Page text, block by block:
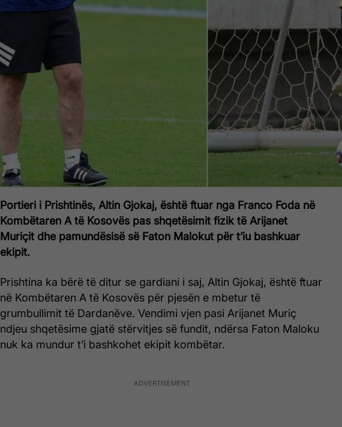
Portieri i Prishtinës, Altin Gjokaj, është ftuar nga Franco Foda në
Kombëtaren A të Kosovës pas shqetësimit fizik të Arijanet
Muriçit dhe pamundësisë së Faton Malokut për t’iu bashkuar
ekipit.
Prishtina ka bërë të ditur se gardiani i saj, Altin Gjokaj, është ftuar
në Kombëtaren A të Kosovës për pjesën e mbetur të
grumbullimit të Dardanëve. Vendimi vjen pasi Arijanet Muriç
ndjeu shqetësime gjatë stërvitjes së fundit, ndërsa Faton Maloku
nuk ka mundur t’i bashkohet ekipit kombëtar.